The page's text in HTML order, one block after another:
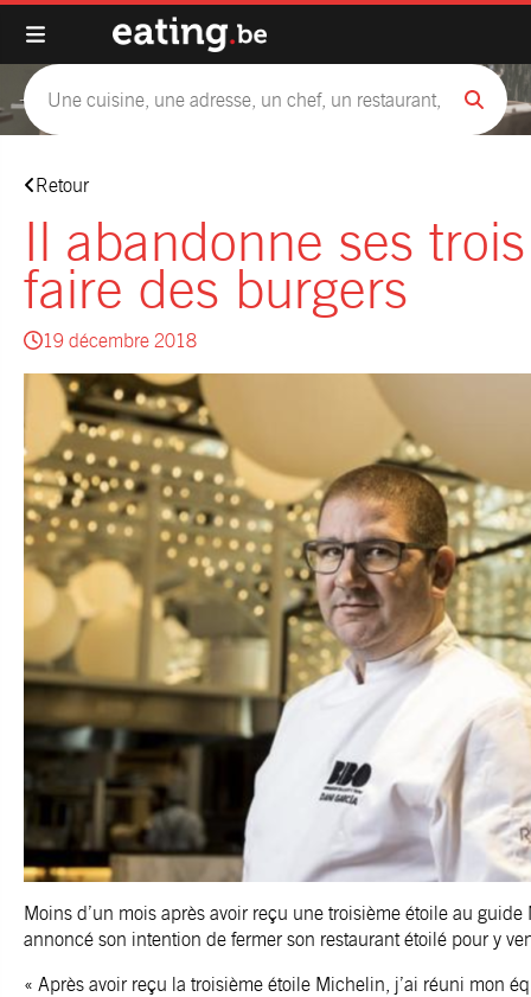
Retour
Il abandonne ses
faire des burgers
19 décembre 2018
Moins d’un mois après avoir reçu une troisième étoile au
annoncé son intention de fermer son restaurant étoilé pour y
« Après avoir reçu la troisième étoile Michelin, j’ai réuni mon